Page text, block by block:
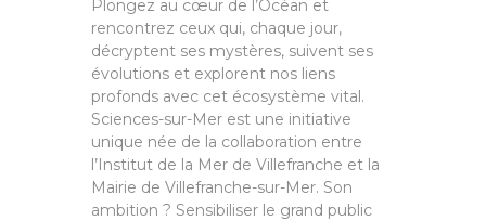
Plongez au cœur de l’Océan et
rencontrez ceux qui, chaque jour,
décryptent ses mystères, suivent ses
évolutions et explorent nos liens
profonds avec cet écosystème vital.
Sciences-sur-Mer est une initiative
unique née de la collaboration entre
l’Institut de la Mer de Villefranche et la
Mairie de Villefranche-sur-Mer. Son
ambition ? Sensibiliser le grand public